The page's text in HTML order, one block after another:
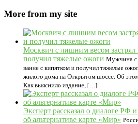
More from my site
Москвич с лишним весом застрял
получил тяжелые ожоги Мужчина с
ванне с кипятком и получил тяжелые
жилого дома на Открытом шоссе. Об
Как выяснило издание, […]
Эксперт рассказал о диалоге РФ
об альтернативе карте «Мир»